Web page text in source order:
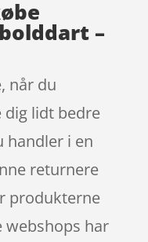
–
når du
dig lidt bedre
handler i en
returnere
produkterne
webshops har